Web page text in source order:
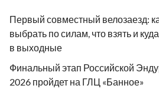
Первый совместный велозаезд:
выбрать по силам, что взять и
в выходные
Финальный этап Российской
2026 пройдет на ГЛЦ «Банное»